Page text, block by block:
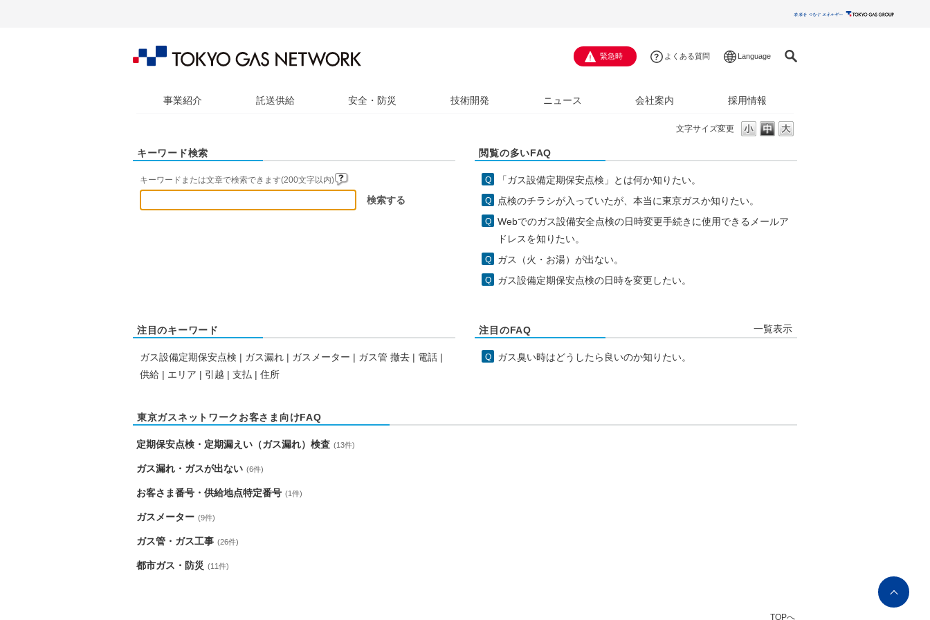
緊急時 よくある質問 Language
事業紹介 託送供給 安全・防災 技術開発 ニュース 会社案内 採用情報
文字サイズ変更
キーワード検索
キーワードまたは文章で検索できます(200文字以内)
閲覧の多いFAQ
「ガス設備定期保安点検」とは何か知りたい。
点検のチラシが入っていたが、本当に東京ガスか知りたい。
Webでのガス設備安全点検の日時変更手続きに使用できるメールア
ドレスを知りたい。
ガス（火・お湯）が出ない。
ガス設備定期保安点検の日時を変更したい。
注目のキーワード
ガス設備定期保安点検 | ガス漏れ | ガスメーター | ガス管 撤去 | 電話 |
供給 | エリア | 引越 | 支払 | 住所
注目のFAQ 一覧表示
ガス臭い時はどうしたら良いのか知りたい。
東京ガスネットワークお客さま向けFAQ
定期保安点検・定期漏えい（ガス漏れ）検査 (13件)
ガス漏れ・ガスが出ない (6件)
お客さま番号・供給地点特定番号 (1件)
ガスメーター (9件)
ガス管・ガス工事 (26件)
都市ガス・防災 (11件)
TOPへ
ペ
ー